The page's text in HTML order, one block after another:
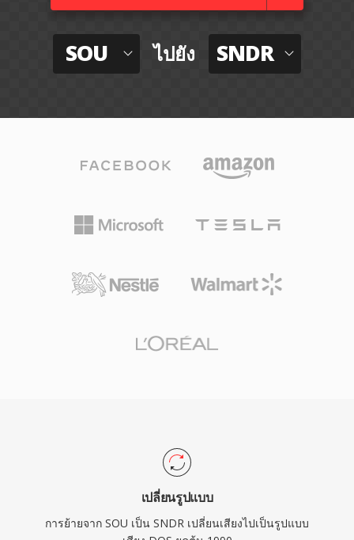
SOU ไปยัง SNDR
เปลี่ยนรูปแบบ
การย้ายจาก SOU เป็น SNDR เปลี่ยนเสียงไปเป็นรูปแบบ